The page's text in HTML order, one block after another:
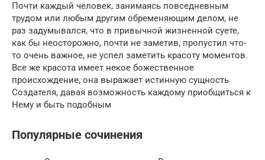
Почти каждый человек, занимаясь повседневным
трудом или любым другим обременяющим делом, не
раз задумывался, что в привычной жизненной суете,
как бы неосторожно, почти не заметив, пропустил что-
то очень важное, не успел заметить красоту моментов.
Все же красота имеет некое божественное
происхождение, она выражает истинную сущность
Создателя, давая возможность каждому приобщиться к
Нему и быть подобным
Популярные сочинения